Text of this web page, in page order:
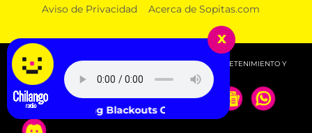
Aviso de Privacidad Acerca de Sopitas.com
© 2026 SOPITAS.COM - MÚSICA, NOTICIAS, DEPORTES, ENTRETENIMIENTO Y
MÁS!.
x
Rolling Blackouts Coastal Fever - French Press